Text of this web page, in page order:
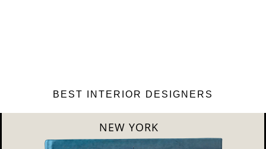
BEST INTERIOR DESIGNERS
LONDON